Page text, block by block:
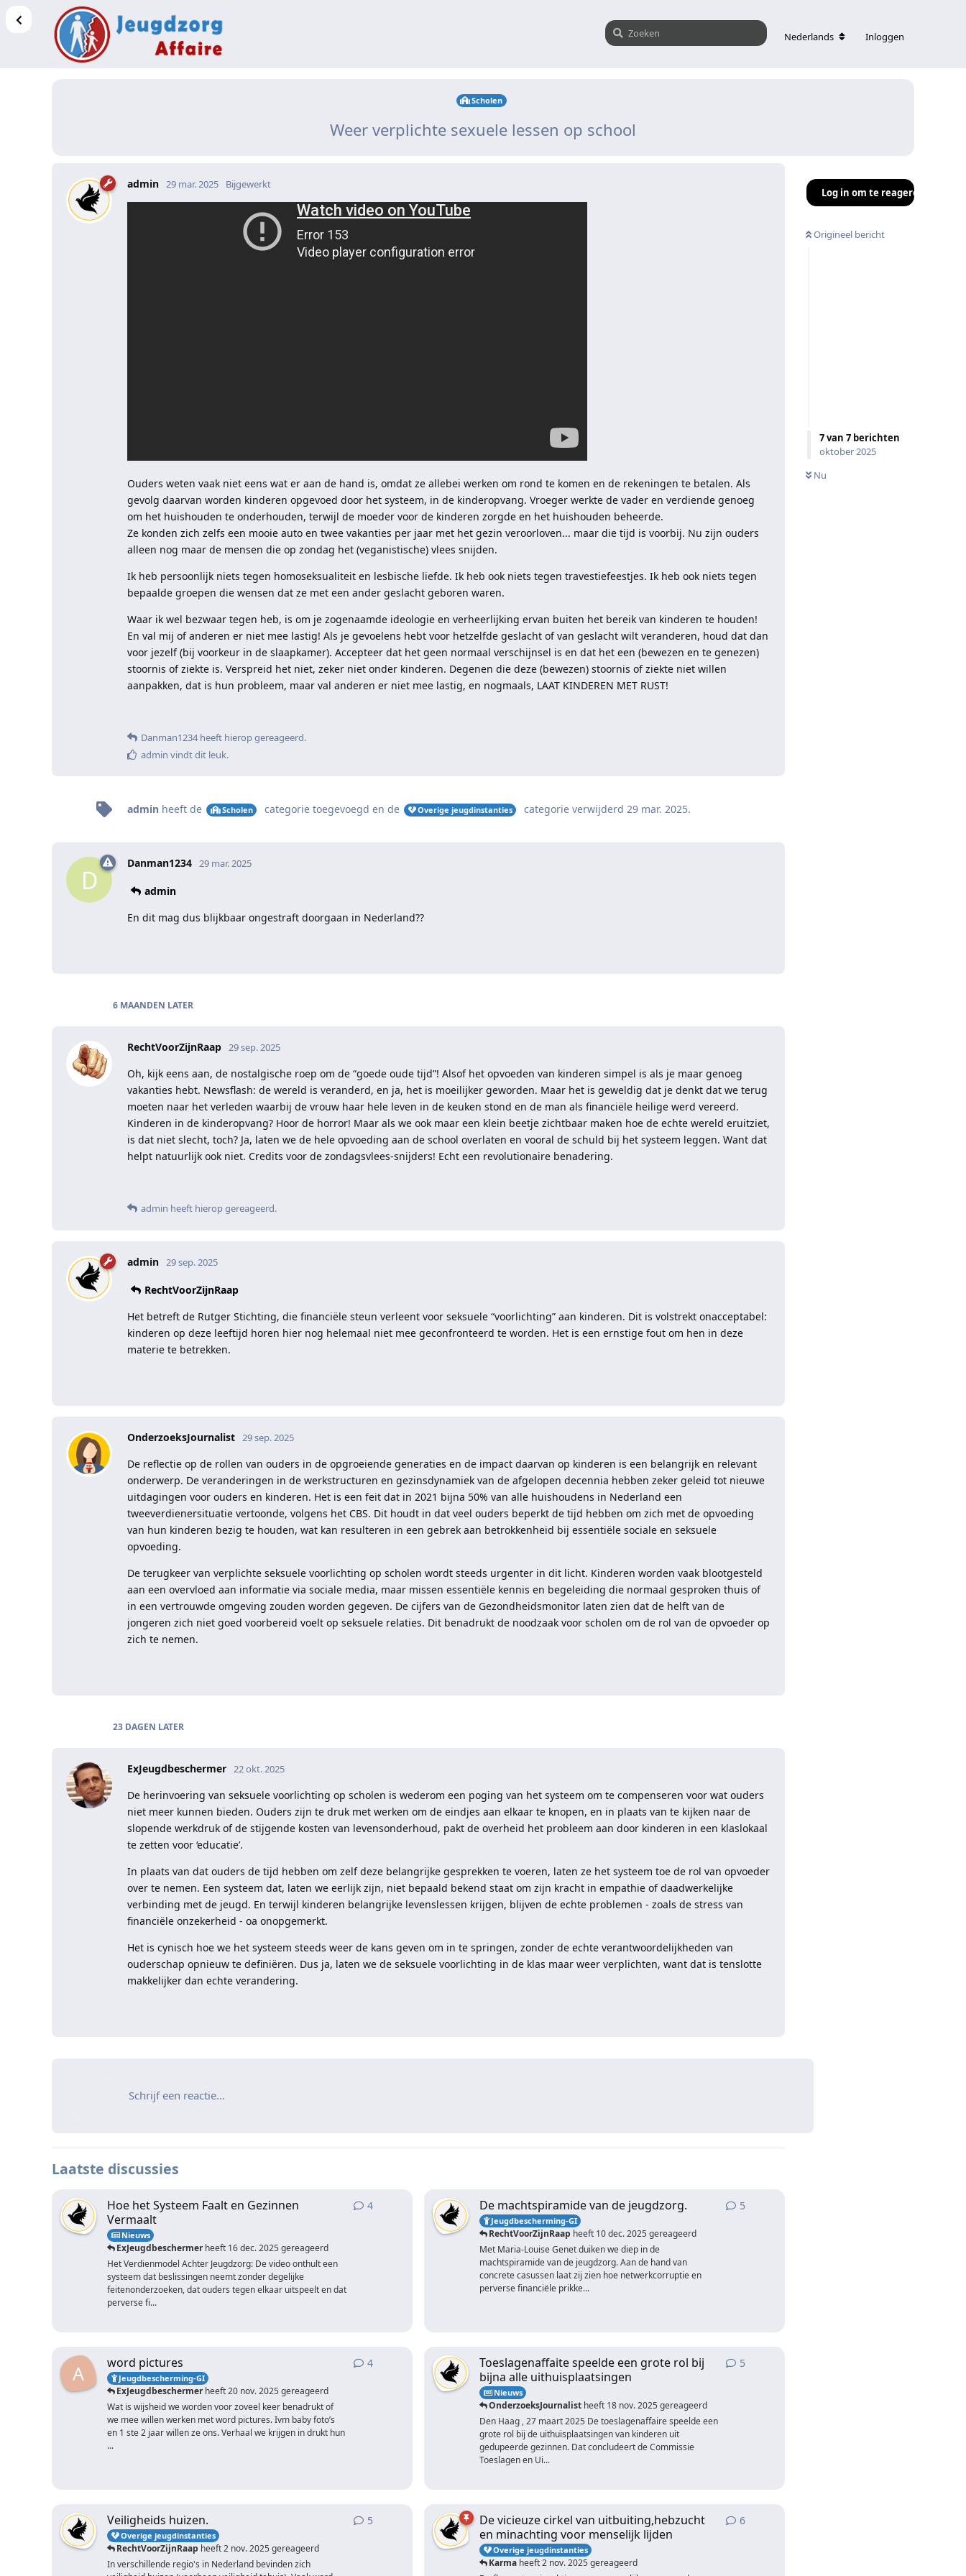
Nederlands Inloggen
Scholen
Weer verplichte sexuele lessen op school
Log in om te reageren
Origineel bericht
7van 7 berichten
oktober 2025
Nu
admin 29 mar. 2025 Bijgewerkt
Ouders weten vaak niet eens wat er aan de hand is, omdat ze allebei werken om rond te komen en de rekeningen te betalen. Als
gevolg daarvan worden kinderen opgevoed door het systeem, in de kinderopvang. Vroeger werkte de vader en verdiende genoeg
om het huishouden te onderhouden, terwijl de moeder voor de kinderen zorgde en het huishouden beheerde.
Ze konden zich zelfs een mooie auto en twee vakanties per jaar met het gezin veroorloven... maar die tijd is voorbij. Nu zijn ouders
alleen nog maar de mensen die op zondag het (veganistische) vlees snijden.
Ik heb persoonlijk niets tegen homoseksualiteit en lesbische liefde. Ik heb ook niets tegen travestiefeestjes. Ik heb ook niets tegen
bepaalde groepen die wensen dat ze met een ander geslacht geboren waren.
Waar ik wel bezwaar tegen heb, is om je zogenaamde ideologie en verheerlijking ervan buiten het bereik van kinderen te houden!
En val mij of anderen er niet mee lastig! Als je gevoelens hebt voor hetzelfde geslacht of van geslacht wilt veranderen, houd dat dan
voor jezelf (bij voorkeur in de slaapkamer). Accepteer dat het geen normaal verschijnsel is en dat het een (bewezen en te genezen)
stoornis of ziekte is. Verspreid het niet, zeker niet onder kinderen. Degenen die deze (bewezen) stoornis of ziekte niet willen
aanpakken, dat is hun probleem, maar val anderen er niet mee lastig, en nogmaals, LAAT KINDEREN MET RUST!
Danman1234 heeft hierop gereageerd.
admin vindt dit leuk.
admin heeft de Scholen categorie toegevoegd en de Overige jeugdinstanties categorie verwijderd 29 mar. 2025.
D
Danman1234 29 mar. 2025
admin
En dit mag dus blijkbaar ongestraft doorgaan in Nederland??
6 MAANDEN LATER
RechtVoorZijnRaap 29 sep. 2025
Oh, kijk eens aan, de nostalgische roep om de “goede oude tijd”! Alsof het opvoeden van kinderen simpel is als je maar genoeg
vakanties hebt. Newsflash: de wereld is veranderd, en ja, het is moeilijker geworden. Maar het is geweldig dat je denkt dat we terug
moeten naar het verleden waarbij de vrouw haar hele leven in de keuken stond en de man als financiële heilige werd vereerd.
Kinderen in de kinderopvang? Hoor de horror! Maar als we ook maar een klein beetje zichtbaar maken hoe de echte wereld eruitziet,
is dat niet slecht, toch? Ja, laten we de hele opvoeding aan de school overlaten en vooral de schuld bij het systeem leggen. Want dat
helpt natuurlijk ook niet. Credits voor de zondagsvlees-snijders! Echt een revolutionaire benadering.
admin heeft hierop gereageerd.
admin 29 sep. 2025
RechtVoorZijnRaap
Het betreft de Rutger Stichting, die financiële steun verleent voor seksuele “voorlichting” aan kinderen. Dit is volstrekt onacceptabel:
kinderen op deze leeftijd horen hier nog helemaal niet mee geconfronteerd te worden. Het is een ernstige fout om hen in deze
materie te betrekken.
OnderzoeksJournalist 29 sep. 2025
De reflectie op de rollen van ouders in de opgroeiende generaties en de impact daarvan op kinderen is een belangrijk en relevant
onderwerp. De veranderingen in de werkstructuren en gezinsdynamiek van de afgelopen decennia hebben zeker geleid tot nieuwe
uitdagingen voor ouders en kinderen. Het is een feit dat in 2021 bijna 50% van alle huishoudens in Nederland een
tweeverdienersituatie vertoonde, volgens het CBS. Dit houdt in dat veel ouders beperkt de tijd hebben om zich met de opvoeding
van hun kinderen bezig te houden, wat kan resulteren in een gebrek aan betrokkenheid bij essentiële sociale en seksuele
opvoeding.
De terugkeer van verplichte seksuele voorlichting op scholen wordt steeds urgenter in dit licht. Kinderen worden vaak blootgesteld
aan een overvloed aan informatie via sociale media, maar missen essentiële kennis en begeleiding die normaal gesproken thuis of
in een vertrouwde omgeving zouden worden gegeven. De cijfers van de Gezondheidsmonitor laten zien dat de helft van de
jongeren zich niet goed voorbereid voelt op seksuele relaties. Dit benadrukt de noodzaak voor scholen om de rol van de opvoeder op
zich te nemen.
23 DAGEN LATER
ExJeugdbeschermer 22 okt. 2025
De herinvoering van seksuele voorlichting op scholen is wederom een poging van het systeem om te compenseren voor wat ouders
niet meer kunnen bieden. Ouders zijn te druk met werken om de eindjes aan elkaar te knopen, en in plaats van te kijken naar de
slopende werkdruk of de stijgende kosten van levensonderhoud, pakt de overheid het probleem aan door kinderen in een klaslokaal
te zetten voor ‘educatie’.
In plaats van dat ouders de tijd hebben om zelf deze belangrijke gesprekken te voeren, laten ze het systeem toe de rol van opvoeder
over te nemen. Een systeem dat, laten we eerlijk zijn, niet bepaald bekend staat om zijn kracht in empathie of daadwerkelijke
verbinding met de jeugd. En terwijl kinderen belangrijke levenslessen krijgen, blijven de echte problemen - zoals de stress van
financiële onzekerheid - oa onopgemerkt.
Het is cynisch hoe we het systeem steeds weer de kans geven om in te springen, zonder de echte verantwoordelijkheden van
ouderschap opnieuw te definiëren. Dus ja, laten we de seksuele voorlichting in de klas maar weer verplichten, want dat is tenslotte
makkelijker dan echte verandering.
Schrijf een reactie...
Laatste discussies
Hoe het Systeem Faalt en Gezinnen
Vermaalt
Nieuws
ExJeugdbeschermerheeft 16 dec. 2025gereageerd
Het Verdienmodel Achter Jeugdzorg: De video onthult een
systeem dat beslissingen neemt zonder degelijke
feitenonderzoeken, dat ouders tegen elkaar uitspeelt en dat
perverse fi...
4 antwoorden De machtspiramide van de jeugdzorg.
Jeugdbescherming-GI
RechtVoorZijnRaap heeft 10 dec. 2025gereageerd
Met Maria-Louise Genet duiken we diep in de
machtspiramide van de jeugdzorg. Aan de hand van
concrete casussen laat zij zien hoe netwerkcorruptie en
perverse financiële prikke...
5
A word pictures
Jeugdbescherming-GI
ExJeugdbeschermerheeft20 nov. 2025gereageerd
Wat is wijsheid we worden voor zoveel keer benadrukt of
we mee willen werken met word pictures. Ivm baby foto’s
en 1 ste 2 jaar willen ze ons. Verhaal we krijgen in drukt hun
...
4 antwoorden
Toeslagenaffaite speelde een grote rol bij
bijna alle uithuisplaatsingen
Nieuws
OnderzoeksJournalist heeft 18 nov. 2025gereageerd
Den Haag , 27 maart 2025 De toeslagenaffaire speelde een
grote rol bij de uithuisplaatsingen van kinderen uit
gedupeerde gezinnen. Dat concludeert de Commissie
Toeslagen en Ui...
5
Veiligheids huizen.
Overige jeugdinstanties
RechtVoorZijnRaap heeft2 nov. 2025gereageerd
In verschillende regio's in Nederland bevinden zich
5 antwoorden
De vicieuze cirkel van uitbuiting,hebzucht
en minachting voor menselijk lijden
Overige jeugdinstanties
Karma heeft2 nov. 2025gereageerd
6